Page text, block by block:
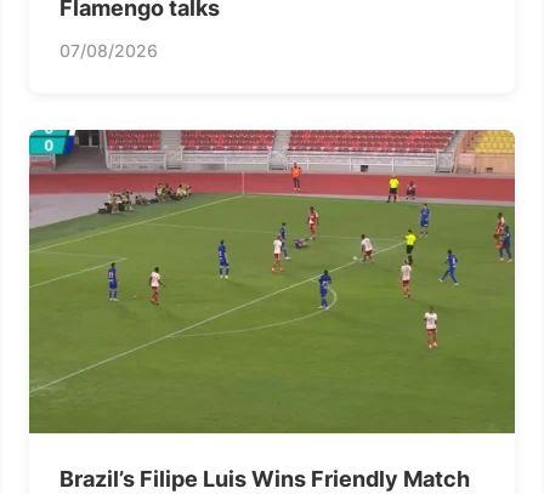
Flamengo talks
07/08/2026
Brazil’s Filipe Luis Wins Friendly Match